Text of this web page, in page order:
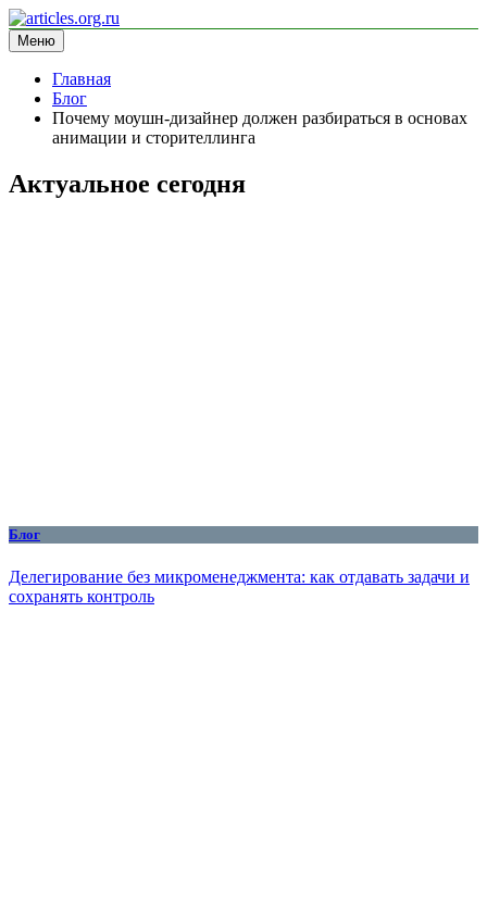
Перейти
к
содержимому
articles.org.ru
информационный сайт
Меню
Главная
Блог
Почему моушн-дизайнер должен разбираться в основах
анимации и сторителлинга
Актуальное сегодня
Блог
Делегирование без микроменеджмента: как отдавать задачи и
сохранять контроль